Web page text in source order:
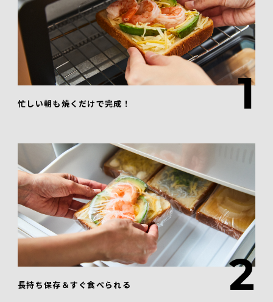
忙しい朝も焼くだけで完成！ 1
長持ち保存＆すぐ食べられる 2